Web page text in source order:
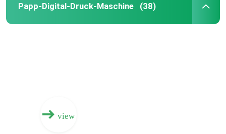
Papp-Digital-Druck-Maschine (38)
view